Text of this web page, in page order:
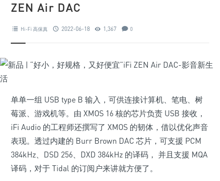
ZEN Air DAC
Hi-Fi 高保真 2022-06-18 1,367 0
单单一组 USB type B 输入，可供连接计算机、笔电、树
莓派、游戏机等。由 XMOS 16 核的芯片负责 USB 接收，
iFi Audio 的工程师还撰写了 XMOS 的韧体，借以优化声音
表现。透过内建的 Burr Brown DAC 芯片，可支援 PCM
384kHz、DSD 256、DXD 384kHz 的译码， 并且支援 MQA
译码，对于 Tidal 的订阅户来讲就方便了。